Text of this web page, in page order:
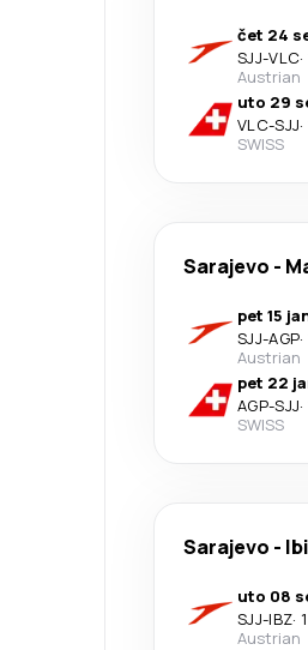
čet 24
SJJ-VLC·
Austrian
uto 29
VLC-SJJ·
SWISS
Sarajevo -
pet 15
SJJ-AGP·
Austrian
pet 22
AGP-SJJ·
SWISS
Sarajevo -
uto 08
SJJ-IBZ·
Austrian